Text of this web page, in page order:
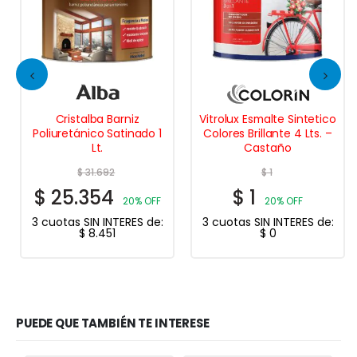
Cristalba Barniz
Poliuretánico Satinado 1
Lt.
$31.692
$ 25.354 20% OFF
3 cuotas SIN INTERES de:
$ 8.451
Vitrolux Esmalte Sintetico
Colores Brillante 4 Lts. –
Castaño
$1
$ 1 20% OFF
3 cuotas SIN INTERES de:
$ 0
PUEDE QUE TAMBIÉN TE INTERESE